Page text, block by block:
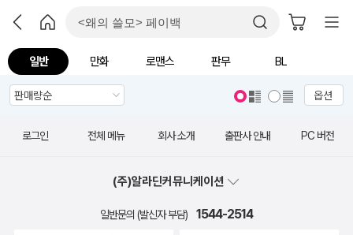
일반 만화 로맨스 판무 BL
옵션
로그인 전체 메뉴 회사 소개 출판사 안내 PC 버전
(주)알라딘커뮤니케이션
일반문의 (발신자 부담) 1544-2514